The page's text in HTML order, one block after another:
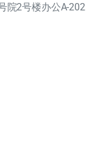
院2号楼办公A-202